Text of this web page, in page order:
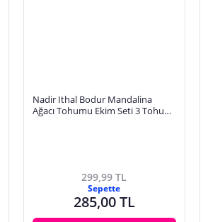
Nadir Ithal Bodur Mandalina
Ağacı Tohumu Ekim Seti 3 Tohum
299,99 TL
Sepette
285,00 TL